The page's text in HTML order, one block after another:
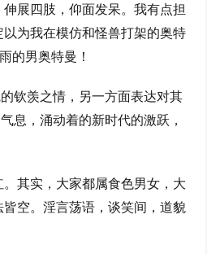
展四肢，仰面发呆。我有点担
为我在模仿和怪兽打架的奥特
的男奥特曼！
钦羡之情，另一方面表达对其
息，涌动着的新时代的激跃，
其实，大家都属食色男女，大
空。淫言荡语，谈笑间，道貌